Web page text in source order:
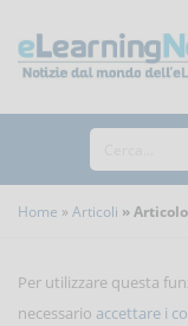
Home Articoli Articolo
Per utilizzare questa
necessario accettare i